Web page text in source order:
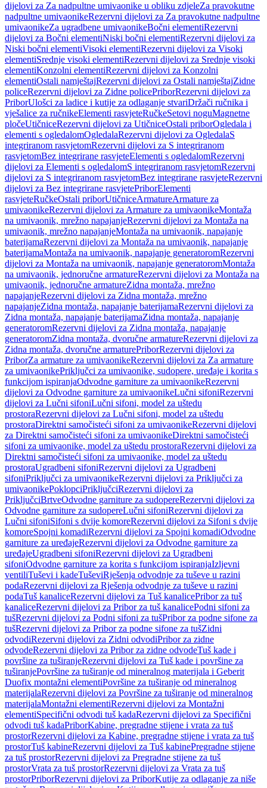
dijelovi za Za nadpultne umivaonike u obliku zdjeleZa pravokutne
nadpultne umivaonikeRezervni dijelovi za Za pravokutne nadpultne
umivaonikeZa ugradbene umivaonikeBočni elementiRezervni
dijelovi za Bočni elementiNiski bočni elementiRezervni dijelovi za
Niski bočni elementiVisoki elementiRezervni dijelovi za Visoki
elementiSrednje visoki elementiRezervni dijelovi za Srednje visoki
elementiKonzolni elementiRezervni dijelovi za Konzolni
elementiOstali namještajRezervni dijelovi za Ostali namještajZidne
policeRezervni dijelovi za Zidne policePriborRezervni dijelovi za
PriborUlošci za ladice i kutije za odlaganje stvariDržači ručnika i
vješalice za ručnikeElementi rasvjeteRučkeSetovi noguMagnetne
pločeUtičniceRezervni dijelovi za UtičniceOstali priborOgledala i
elementi s ogledalomOgledalaRezervni dijelovi za OgledalaS
integriranom rasvjetomRezervni dijelovi za S integriranom
rasvjetomBez integrirane rasvjeteElementi s ogledalomRezervni
dijelovi za Elementi s ogledalomS integriranom rasvjetomRezervni
dijelovi za S integriranom rasvjetomBez integrirane rasvjeteRezervni
dijelovi za Bez integrirane rasvjetePriborElementi
rasvjeteRučkeOstali priborUtičniceArmatureArmature za
umivaonikeRezervni dijelovi za Armature za umivaonikeMontaža
na umivaonik, mrežno napajanjeRezervni dijelovi za Montaža na
umivaonik, mrežno napajanjeMontaža na umivaonik, napajanje
baterijamaRezervni dijelovi za Montaža na umivaonik, napajanje
baterijamaMontaža na umivaonik, napajanje generatoromRezervni
dijelovi za Montaža na umivaonik, napajanje generatoromMontaža
na umivaonik, jednoručne armatureRezervni dijelovi za Montaža na
umivaonik, jednoručne armatureZidna montaža, mrežno
napajanjeRezervni dijelovi za Zidna montaža, mrežno
napajanjeZidna montaža, napajanje baterijamaRezervni dijelovi za
Zidna montaža, napajanje baterijamaZidna montaža, napajanje
generatoromRezervni dijelovi za Zidna montaža, napajanje
generatoromZidna montaža, dvoručne armatureRezervni dijelovi za
Zidna montaža, dvoručne armaturePriborRezervni dijelovi za
PriborZa armature za umivaonikeRezervni dijelovi za Za armature
za umivaonikePriključci za umivaonike, sudopere, uređaje i korita s
funkcijom ispiranjaOdvodne garniture za umivaonikeRezervni
dijelovi za Odvodne garniture za umivaonikeLučni sifoniRezervni
dijelovi za Lučni sifoniLučni sifoni, model za uštedu
prostoraRezervni dijelovi za Lučni sifoni, model za uštedu
prostoraDirektni samočisteći sifoni za umivaonikeRezervni dijelovi
za Direktni samočisteći sifoni za umivaonikeDirektni samočisteći
sifoni za umivaonike, model za uštedu prostoraRezervni dijelovi za
Direktni samočisteći sifoni za umivaonike, model za uštedu
prostoraUgradbeni sifoniRezervni dijelovi za Ugradbeni
sifoniPriključci za umivaonikeRezervni dijelovi za Priključci za
umivaonikePoklopciPriključciRezervni dijelovi za
PriključciBrtveOdvodne garniture za sudopereRezervni dijelovi za
Odvodne garniture za sudopereLučni sifoniRezervni dijelovi za
Lučni sifoniSifoni s dvije komoreRezervni dijelovi za Sifoni s dvije
komoreSpojni komadiRezervni dijelovi za Spojni komadiOdvodne
garniture za uređajeRezervni dijelovi za Odvodne garniture za
uređajeUgradbeni sifoniRezervni dijelovi za Ugradbeni
sifoniOdvodne garniture za korita s funkcijom ispiranjaIzljevni
ventiliTuševi i kadeTuševiRješenja odvodnje za tuševe u razini
podaRezervni dijelovi za Rješenja odvodnje za tuševe u razini
podaTuš kanaliceRezervni dijelovi za Tuš kanalicePribor za tuš
kanaliceRezervni dijelovi za Pribor za tuš kanalicePodni sifoni za
tušRezervni dijelovi za Podni sifoni za tušPribor za podne sifone za
tušRezervni dijelovi za Pribor za podne sifone za tušZidni
odvodiRezervni dijelovi za Zidni odvodiPribor za zidne
odvodeRezervni dijelovi za Pribor za zidne odvodeTuš kade i
površine za tuširanjeRezervni dijelovi za Tuš kade i površine za
tuširanjePovršine za tuširanje od mineralnog materijala i Geberit
Duofix montažni elementiPovršine za tuširanje od mineralnog
materijalaRezervni dijelovi za Površine za tuširanje od mineralnog
materijalaMontažni elementiRezervni dijelovi za Montažni
elementiSpecifični odvodi tuš kadaRezervni dijelovi za Specifični
odvodi tuš kadaPriborKabine, pregradne stijene i vrata za tuš
prostorRezervni dijelovi za Kabine, pregradne stijene i vrata za tuš
prostorTuš kabineRezervni dijelovi za Tuš kabinePregradne stijene
za tuš prostorRezervni dijelovi za Pregradne stijene za tuš
prostorVrata za tuš prostorRezervni dijelovi za Vrata za tuš
prostorPriborRezervni dijelovi za PriborKutije za odlaganje za niše